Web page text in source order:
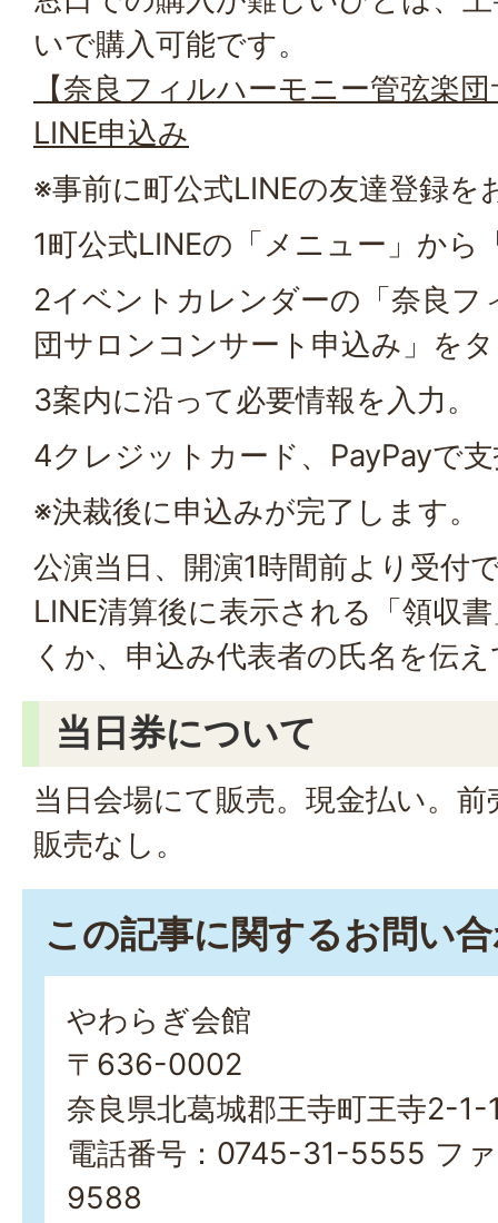
いで購入可能です。
【奈良フィルハーモニー管弦楽
LINE申込み
※事前に町公式LINEの友達登録を
1町公式LINEの「メニュー」から
2イベントカレンダーの「奈良フ
団サロンコンサート申込み」を
3案内に沿って必要情報を入力。
4クレジットカード、PayPayで
※決裁後に申込みが完了します。
公演当日、開演1時間前より受付
LINE清算後に表示される「領収
くか、申込み代表者の氏名を伝
当日券について
当日会場にて販売。現金払い。
販売なし。
この記事に関するお問い
やわらぎ会館
〒636-0002
奈良県北葛城郡王寺町王寺2-
電話番号：0745-31-5555 フ
9588